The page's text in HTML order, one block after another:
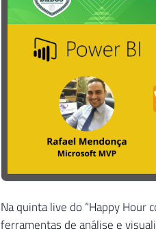
Na quinta live do “Happy Hour
ferramentas de análise e